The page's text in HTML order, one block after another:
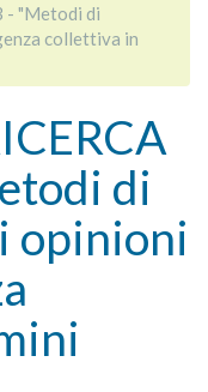
- "Metodi di
collettiva in
di
opinioni